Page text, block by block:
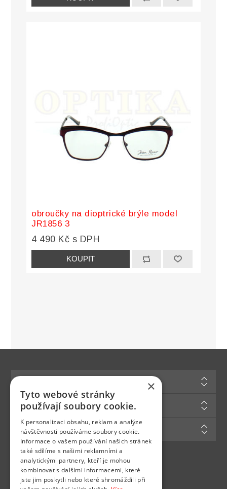
obroučky na dioptrické brýle model
JR1856 3
4 490 Kč s DPH
Zákaznická podpora
Můj účet
Najdete nás na
×
Tyto webové stránky
používají soubory cookie.
K personalizaci obsahu, reklam a analýze
návštěvnosti používáme soubory cookie.
Informace o vašem používání našich stránek
také sdílíme s našimi reklamními a
analytickými partnery, kteří je mohou
kombinovat s dalšími informacemi, které
jste jim poskytli nebo které shromáždili při